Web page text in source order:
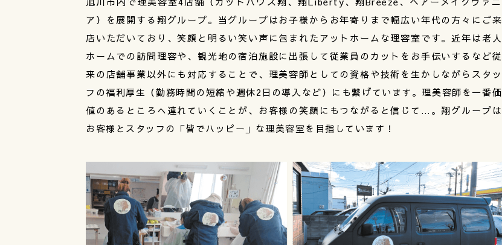
ア）を展開する翔グループ。当グループはお子様からお年寄りまで幅広い年代の方々にご来
店いただいており、笑顔と明るい笑い声に包まれたアットホームな理容室です。近年は老人
ホームでの訪問理容や、観光地の宿泊施設に出張して従業員のカットをお手伝いするなど従
来の店舗事業以外にも対応することで、理美容師としての資格や技術を生かしながらスタッ
フの福利厚生（勤務時間の短縮や週休2日の導入など）にも繋げています。理美容師を一番価
値のあるところへ連れていくことが、お客様の笑顔にもつながると信じて…。翔グループは
お客様とスタッフの「皆でハッピー」な理美容室を目指しています！